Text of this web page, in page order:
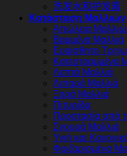
洗发水和护发素
Κατάσταση Μαλλιών
Απώλεια
Βαμμένα Μαλλιά
Ευαίσθητο
Κατεστραμμένα
Λεπτά Μαλλιά
Λιπαρά Μαλλιά
Ξηρά Μαλλιά
Πιτυρίδα
Προστασία από
Σγουρά Μαλλιά
Υγιή και
Φριζαρισμένα